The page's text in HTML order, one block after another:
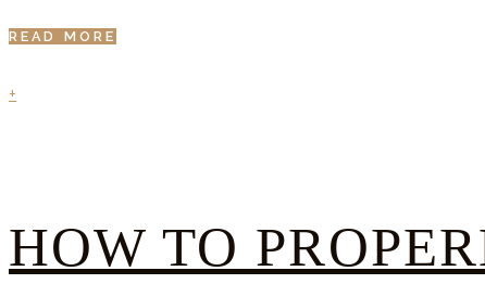
READ MORE
+
HOW TO